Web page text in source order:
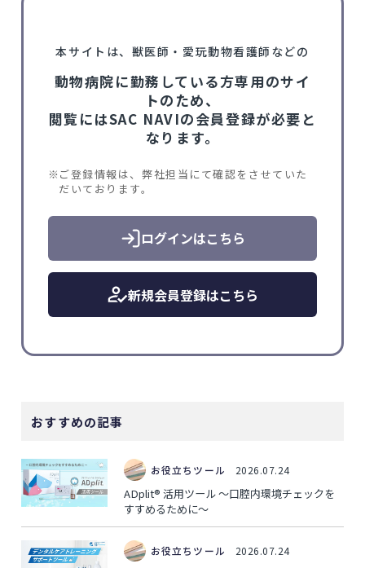
本サイトは、獣医師・愛玩動物看護師などの
動物病院に勤務している方専用のサイ
トのため、
閲覧にはSAC NAVIの会員登録が必要と
なります。
ご登録情報は、弊社担当にて確認をさせていた
だいております。
ログインはこちら
新規会員登録はこちら
おすすめの記事
お役立ちツール 2026.07.24
ADplit® 活用ツール ～口腔内環境チェックを
すすめるために～
お役立ちツール 2026.07.24